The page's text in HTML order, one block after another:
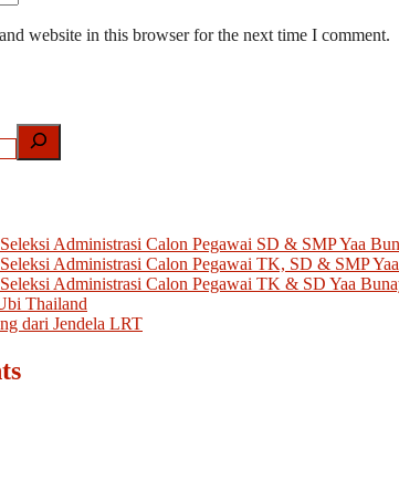
website in this browser for the next time I comment.
Administrasi Calon Pegawai SD & SMP Yaa
Administrasi Calon Pegawai TK, SD & SMP
Administrasi Calon Pegawai TK & SD Yaa
Thailand
dari Jendela LRT